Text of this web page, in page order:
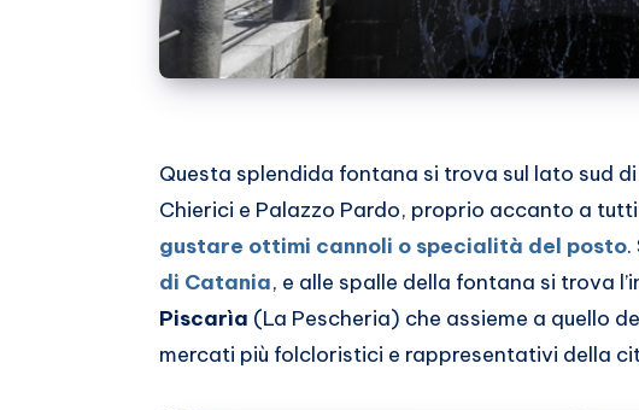
Questa splendida fontana si trova sul lato sud
Chierici e Palazzo Pardo, proprio accanto a
gustare ottimi cannoli o specialità del posto.
di Catania, e alle spalle della fontana si trova
Piscarìa (La Pescheria) che assieme a quello
mercati più folcloristici e rappresentativi della